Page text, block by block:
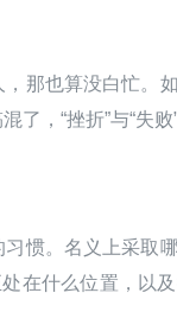
那也算没白忙。
，“挫折”与“失败
惯。名义上采取
在什么位置，以